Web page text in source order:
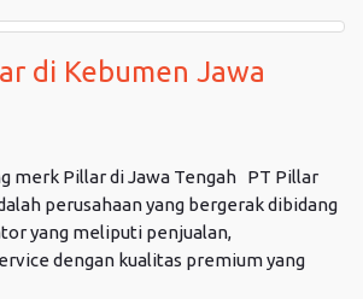
di Kebumen Jawa
merk Pillar di Jawa Tengah PT Pillar
perusahaan yang bergerak dibidang
yang meliputi penjualan,
dengan kualitas premium yang